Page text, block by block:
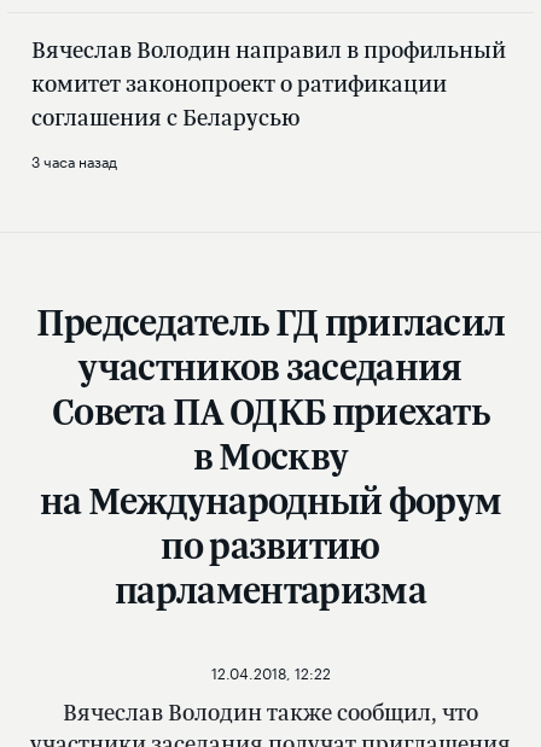
Вячеслав Володин направил в профильный
комитет законопроект о ратификации
соглашения с Беларусью
3 часа назад
Председатель ГД пригласил
участников заседания
Совета ПА ОДКБ приехать
в Москву
на Международный форум
по развитию
парламентаризма
Вячеслав Володин также сообщил, что
12.04.2018, 12:22